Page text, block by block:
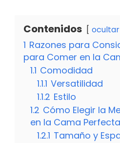
Contenidos ocultar
1 Razones para
para Comer en la
1.1 Comodidad
1.1.1 Versatilidad
1.1.2 Estilo
1.2 Cómo Elegir la
en la Cama Perfecta
1.2.1 Tamaño y